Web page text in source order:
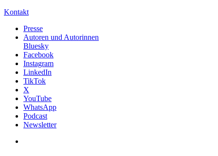
Kontakt
Presse
Autoren und Autorinnen
Bluesky
Facebook
Instagram
LinkedIn
TikTok
X
YouTube
WhatsApp
Podcast
Newsletter